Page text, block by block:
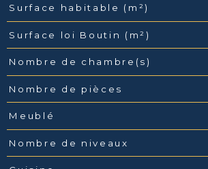
Surface habitable (m²)
Surface loi Boutin (m²)
Nombre de chambre(s)
Nombre de pièces
Meublé
Nombre de niveaux